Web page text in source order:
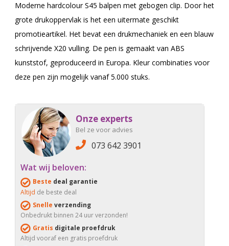
Moderne hardcolour S45 balpen met gebogen clip. Door het
grote drukoppervlak is het een uitermate geschikt
promotieartikel. Het bevat een drukmechaniek en een blauw
schrijvende X20 vulling. De pen is gemaakt van ABS
kunststof, geproduceerd in Europa. Kleur combinaties voor
deze pen zijn mogelijk vanaf 5.000 stuks.
Onze experts
Bel ze voor advies
073 642 3901
Wat wij beloven:
Beste deal garantie
Altijd de beste deal
Snelle verzending
Onbedrukt binnen 24 uur verzonden!
Gratis digitale proefdruk
Altijd vooraf een gratis proefdruk